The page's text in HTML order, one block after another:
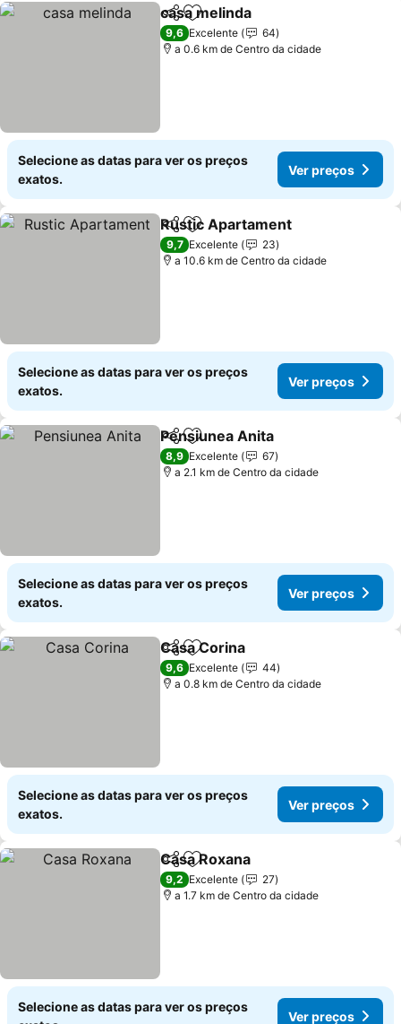
PartilharAdicionar aos favoritos
casa melinda
9,6 Excelente
64
a 0.6 km de Centro da cidade
Selecione as datas para ver os preços
exatos.
Ver preços
PartilharAdicionar aos favoritos
Rustic Apartament
9,7 Excelente
23
a 10.6 km de Centro da cidade
Selecione as datas para ver os preços
exatos.
Ver preços
PartilharAdicionar aos favoritos
Pensiunea Anita
8,9 Excelente
67
a 2.1 km de Centro da cidade
Selecione as datas para ver os preços
exatos.
Ver preços
PartilharAdicionar aos favoritos
Casa Corina
9,6 Excelente
44
a 0.8 km de Centro da cidade
Selecione as datas para ver os preços
exatos.
Ver preços
PartilharAdicionar aos favoritos
Casa Roxana
9,2 Excelente
27
a 1.7 km de Centro da cidade
Selecione as datas para ver os preços
Ver preços